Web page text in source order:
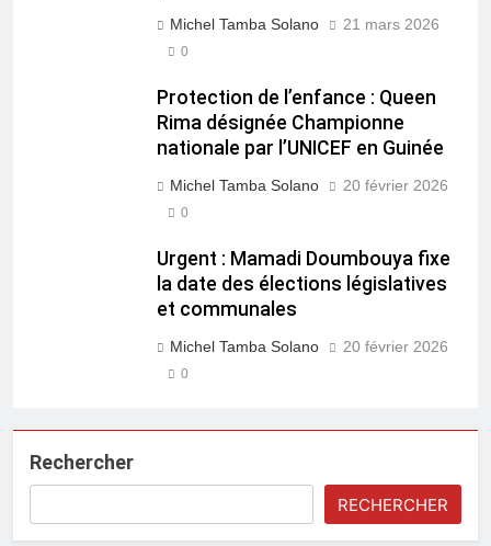
Michel Tamba Solano 21 mars 2026
0
Protection de l’enfance : Queen
Rima désignée Championne
nationale par l’UNICEF en Guinée
Michel Tamba Solano 20 février 2026
0
Urgent : Mamadi Doumbouya fixe
la date des élections législatives
et communales
Michel Tamba Solano 20 février 2026
0
Rechercher
RECHERCHER